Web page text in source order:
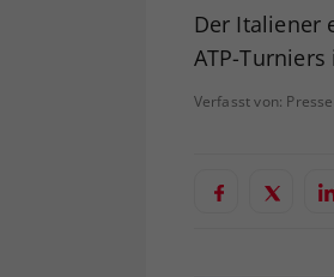
Der Italiener
ATP-
Verfasst von: